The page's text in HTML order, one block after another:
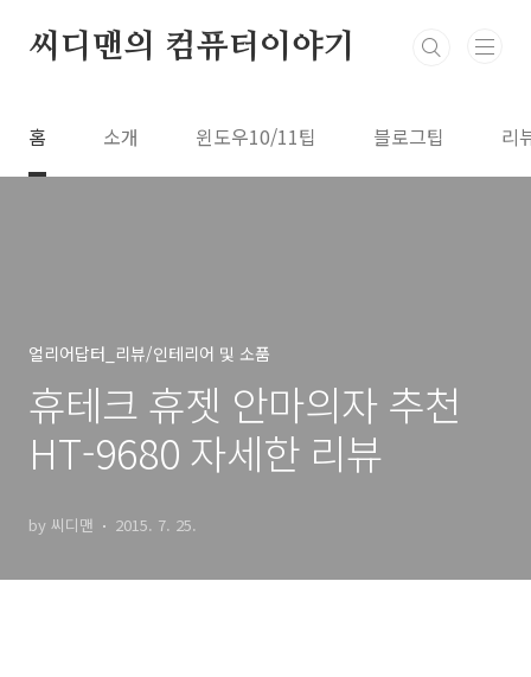
씨디맨의 컴퓨터이야기
홈 소개 윈도우10/11팁 블로그팁 리
얼리어답터_리뷰/인테리어 및 소품
휴테크 휴젯 안마의자 추천
HT-9680 자세한 리뷰
by 씨디맨 2015. 7. 25.